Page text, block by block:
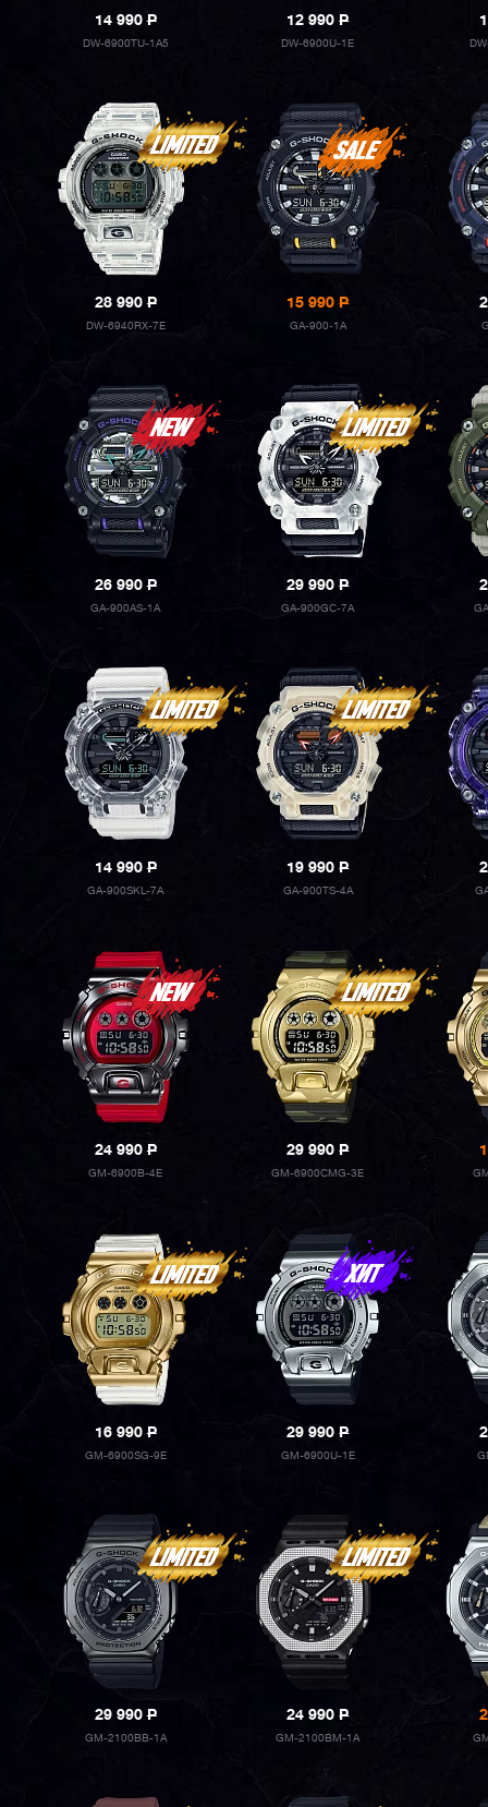
14 990P
DW-6900TU-1A5
12 990P
DW-6900U-1E
28 990P
DW-6940RX-7E
15 990P
GA-900-1A
26 990P
GA-900AS-1A
29 990P
GA-900GC-7A
14 990P
GA-900SKL-7A
19 990P
GA-900TS-4A
24 990P
GM-6900B-4E
29 990P
GM-6900CMG-3E
16 990P
GM-6900SG-9E
29 990P
GM-6900U-1E
29 990P
GM-2100BB-1A
24 990P
GM-2100BM-1A